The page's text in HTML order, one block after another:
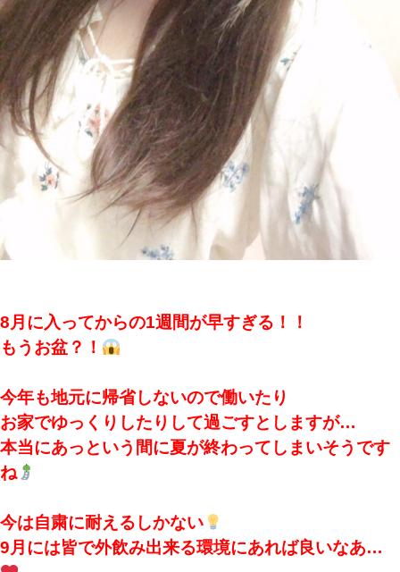
8月に入ってからの1週間が早すぎる！！
もうお盆？！
今年も地元に帰省しないので働いたり
お家でゆっくりしたりして過ごすとしますが…
本当にあっという間に夏が終わってしまいそうです
ね
今は自粛に耐えるしかない
9月には皆で外飲み出来る環境にあれば良いなあ…